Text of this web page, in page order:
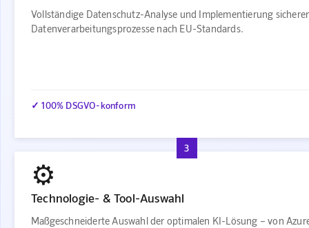
Vollständige Datenschutz-Analyse und Implementierung sicherer
Datenverarbeitungsprozesse nach EU-Standards.
✓ 100% DSGVO-konform
3
⚙️
Technologie- & Tool-Auswahl
Maßgeschneiderte Auswahl der optimalen KI-Lösung – von